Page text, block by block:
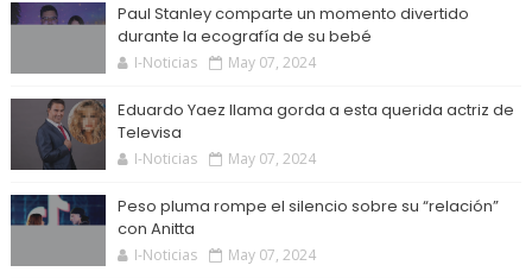
Paul Stanley comparte un momento divertido
durante la ecografía de su bebé
I-Noticias May 07, 2024
Eduardo Yaez llama gorda a esta querida actriz de
Televisa
I-Noticias May 07, 2024
Peso pluma rompe el silencio sobre su “relación”
con Anitta
I-Noticias May 07, 2024